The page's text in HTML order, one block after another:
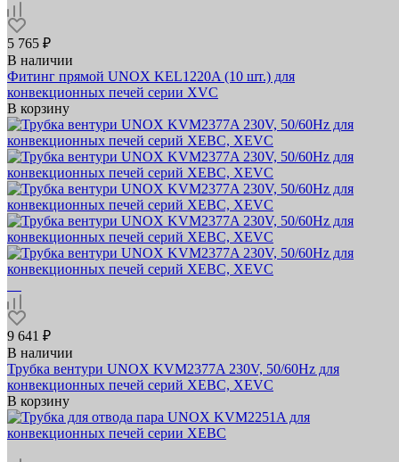
5 765 ₽
В наличии
Фитинг прямой UNOX KEL1220A (10 шт.) для
конвекционных печей серии XVC
В корзину
9 641 ₽
В наличии
Трубка вентури UNOX KVM2377A 230V, 50/60Hz для
конвекционных печей серий XEBC, XEVC
В корзину